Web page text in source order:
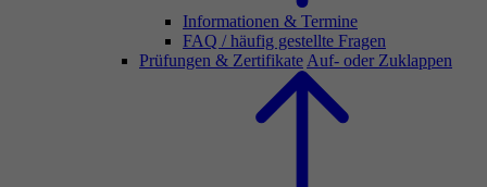
Informationen & Termine
FAQ / häufig gestellte Fragen
Prüfungen & Zertifikate Auf- oder Zuklappen